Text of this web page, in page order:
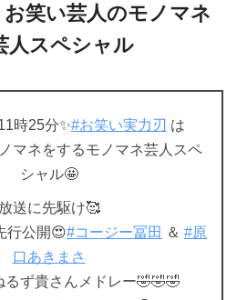
お笑い芸人のモノマネ
人スペシャル
時25分✨#お笑い実力刃 は
マネをするモノマネ芸人スペ
シャル🤩
放送に先駆け🥰
行公開😍#コージー冨田 ＆ #原
口あきまさ
るず貴さんメドレー🤣🤣🤣